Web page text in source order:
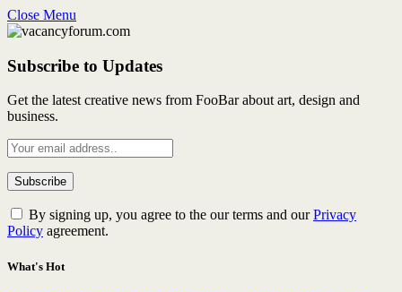
Close Menu
Subscribe to Updates
Get the latest creative news from FooBar about art, design and
business.
By signing up, you agree to the our terms and ourPrivacy
Policy agreement.
What's Hot